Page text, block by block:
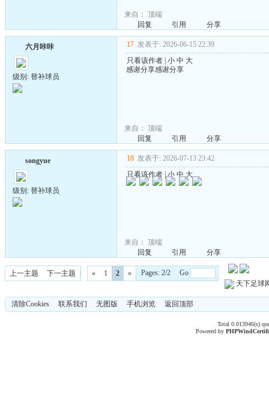
来自： 顶端
回复
引用 分享
六月咔咔
级别: 替补球员
17 发表于: 2026-06-15 22:39
只看该作者 小 中 大
感谢分享感谢分享
来自： 顶端
回复
引用 分享
songyue
级别: 替补球员
18 发表于: 2026-07-13 23:42
只看该作者 |小 中 大
来自： 顶端
回复
引用 分享
上一主题 下一主题 « 1 2 »
Pages: 2/2 Go
天下足球
清除Cookies 联系我们 无图版 手机浏览 返回顶部
Total 0.013946(s)
Powered byPHPWind